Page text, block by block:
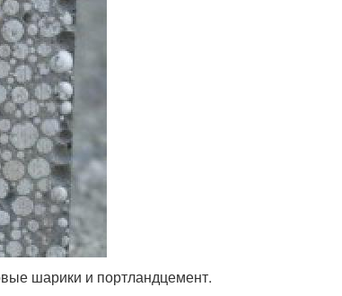
шарики и портландцемент.